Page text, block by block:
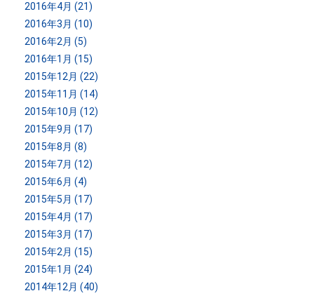
2016年4月 (21)
2016年3月 (10)
2016年2月 (5)
2016年1月 (15)
2015年12月 (22)
2015年11月 (14)
2015年10月 (12)
2015年9月 (17)
2015年8月 (8)
2015年7月 (12)
2015年6月 (4)
2015年5月 (17)
2015年4月 (17)
2015年3月 (17)
2015年2月 (15)
2015年1月 (24)
2014年12月 (40)